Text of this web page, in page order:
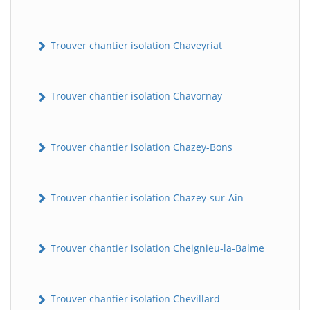
Trouver chantier isolation Chaveyriat
Trouver chantier isolation Chavornay
Trouver chantier isolation Chazey-Bons
Trouver chantier isolation Chazey-sur-Ain
Trouver chantier isolation Cheignieu-la-Balme
Trouver chantier isolation Chevillard